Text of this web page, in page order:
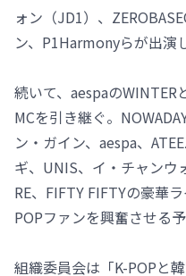
ォン（JD1）、
ン、P1Harmonyらが出演
続いて、aespaの
MCを引き継ぐ。
ン・ガイン、aespa、
ギ、UNIS、イ・チャンウ
RE、FIFTY FIFTYの豪華
POPファンを興奮させる予
組織委員会は「K-POPと